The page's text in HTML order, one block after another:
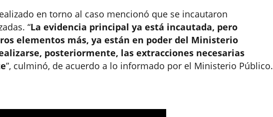
en torno al caso mencionó que se incautaron
“La evidencia principal ya está incautada, pero
elementos más, ya están en poder del Ministerio
posteriormente, las extracciones necesarias
”, culminó, de acuerdo a lo informado por el Ministerio Público.